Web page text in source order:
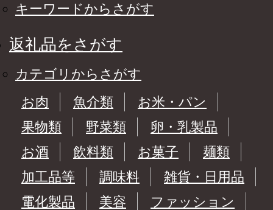
キーワードからさがす
返礼品をさがす
カテゴリからさがす
お肉
魚介類
お米・パン
果物類
野菜類
卵・乳製品
お酒
飲料類 お菓子
麺類
加工品等
調味料
雑貨・日用品
電化製品
美容
ファッション